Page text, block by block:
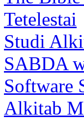
Tetelestai
Studi
SABDA
Software
Alkitab